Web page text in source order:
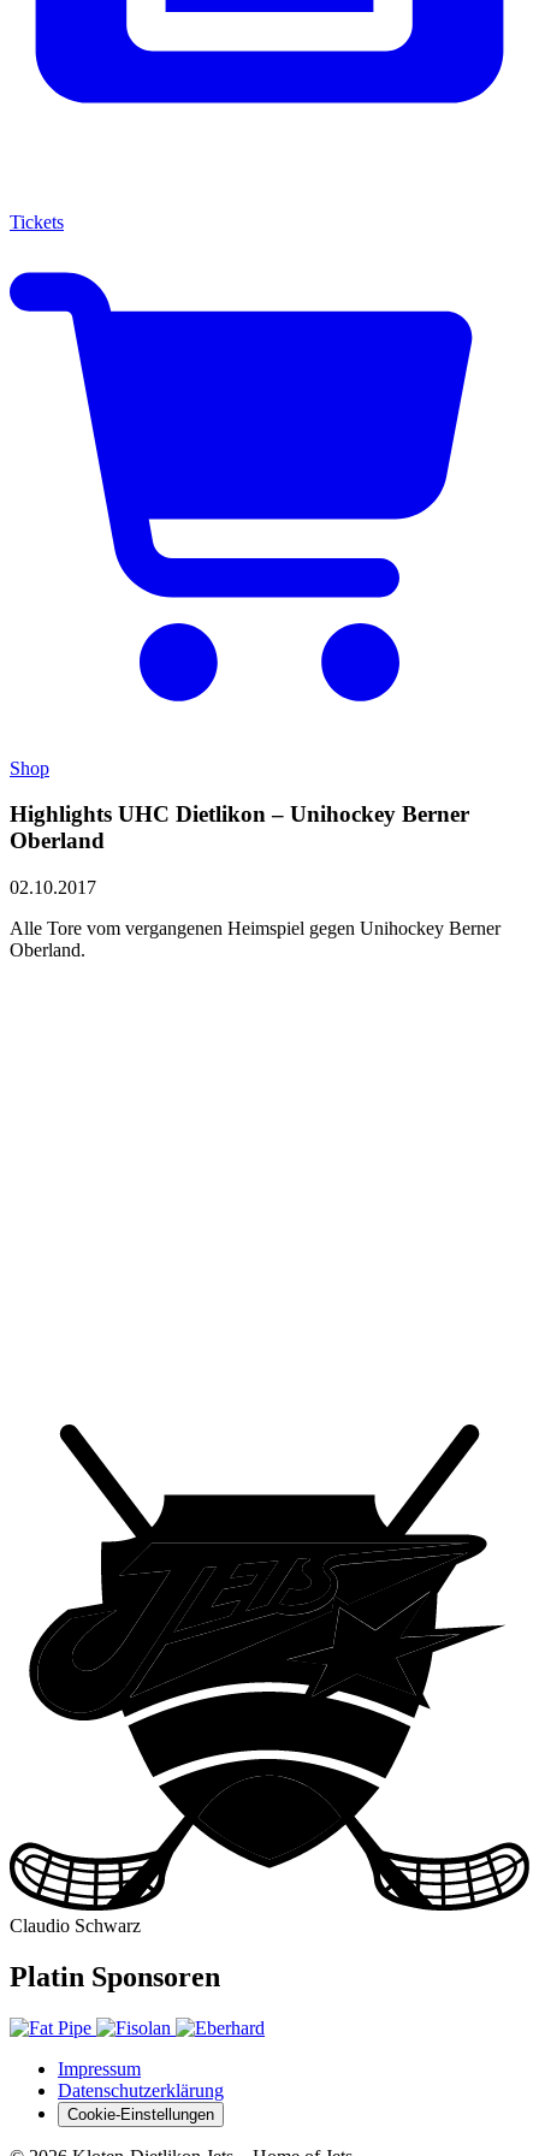
Tickets
Shop
Highlights UHC Dietlikon – Unihockey Berner
Oberland
02.10.2017
Alle Tore vom vergangenen Heimspiel gegen Unihockey Berner
Oberland.
Claudio Schwarz
Platin Sponsoren
Impressum
Datenschutzerklärung
Cookie-Einstellungen